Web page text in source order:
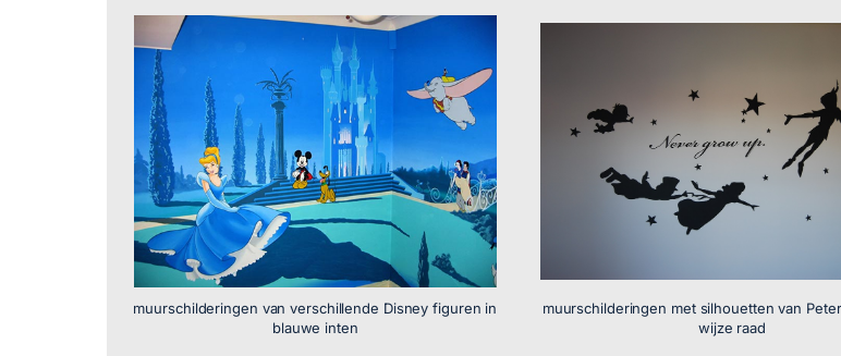
muurschilderingen van verschillende Disney figuren in
blauwe inten
muurschilderingen met silhouetten van
wijze raad